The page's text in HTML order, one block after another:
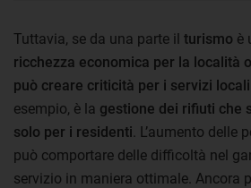
Tuttavia, se da una parte il turismo è
ricchezza economica per la località
può creare criticità per i servizi locali
esempio, è la gestione dei rifiuti che
solo per i residenti . L’aumento
può comportare delle difficoltà nel
servizio in maniera ottimale. Ancora